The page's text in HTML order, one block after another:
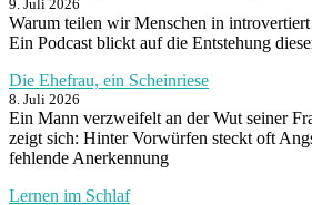
9. Juli 2026
Warum teilen wir Menschen in
Ein Podcast blickt auf die Entstehung
Die Ehefrau, ein Scheinriese
8. Juli 2026
Ein Mann verzweifelt an der Wut seiner
zeigt sich: Hinter Vorwürfen steckt oft
fehlende Anerkennung
Lernen im Schlaf